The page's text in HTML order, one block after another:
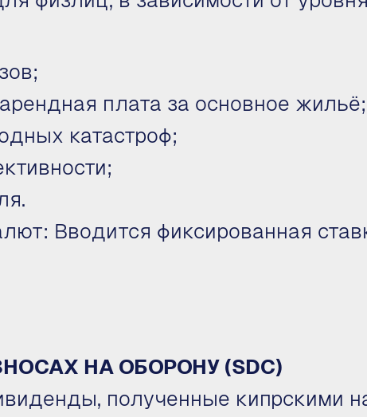
плата за основное жильё;
катастроф;
Вводится фиксированная
НА ОБОРОНУ (SDC)
полученные кипрскими